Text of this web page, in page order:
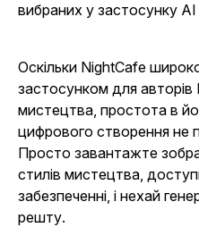
вибраних у застосунку AI
Оскільки NightCafe
застосунком для
мистецтва, простота в
цифрового створення не
Просто завантажте
стилів мистецтва,
забезпеченні, і нехай
решту.